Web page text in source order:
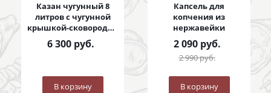
Казан чугунный 8
литров с чугунной
крышкой-сковородой
8 литров
6 300руб.
В корзину
Капсель для
копчения из
нержавейки
2 090руб.
2 990руб.
В корзину